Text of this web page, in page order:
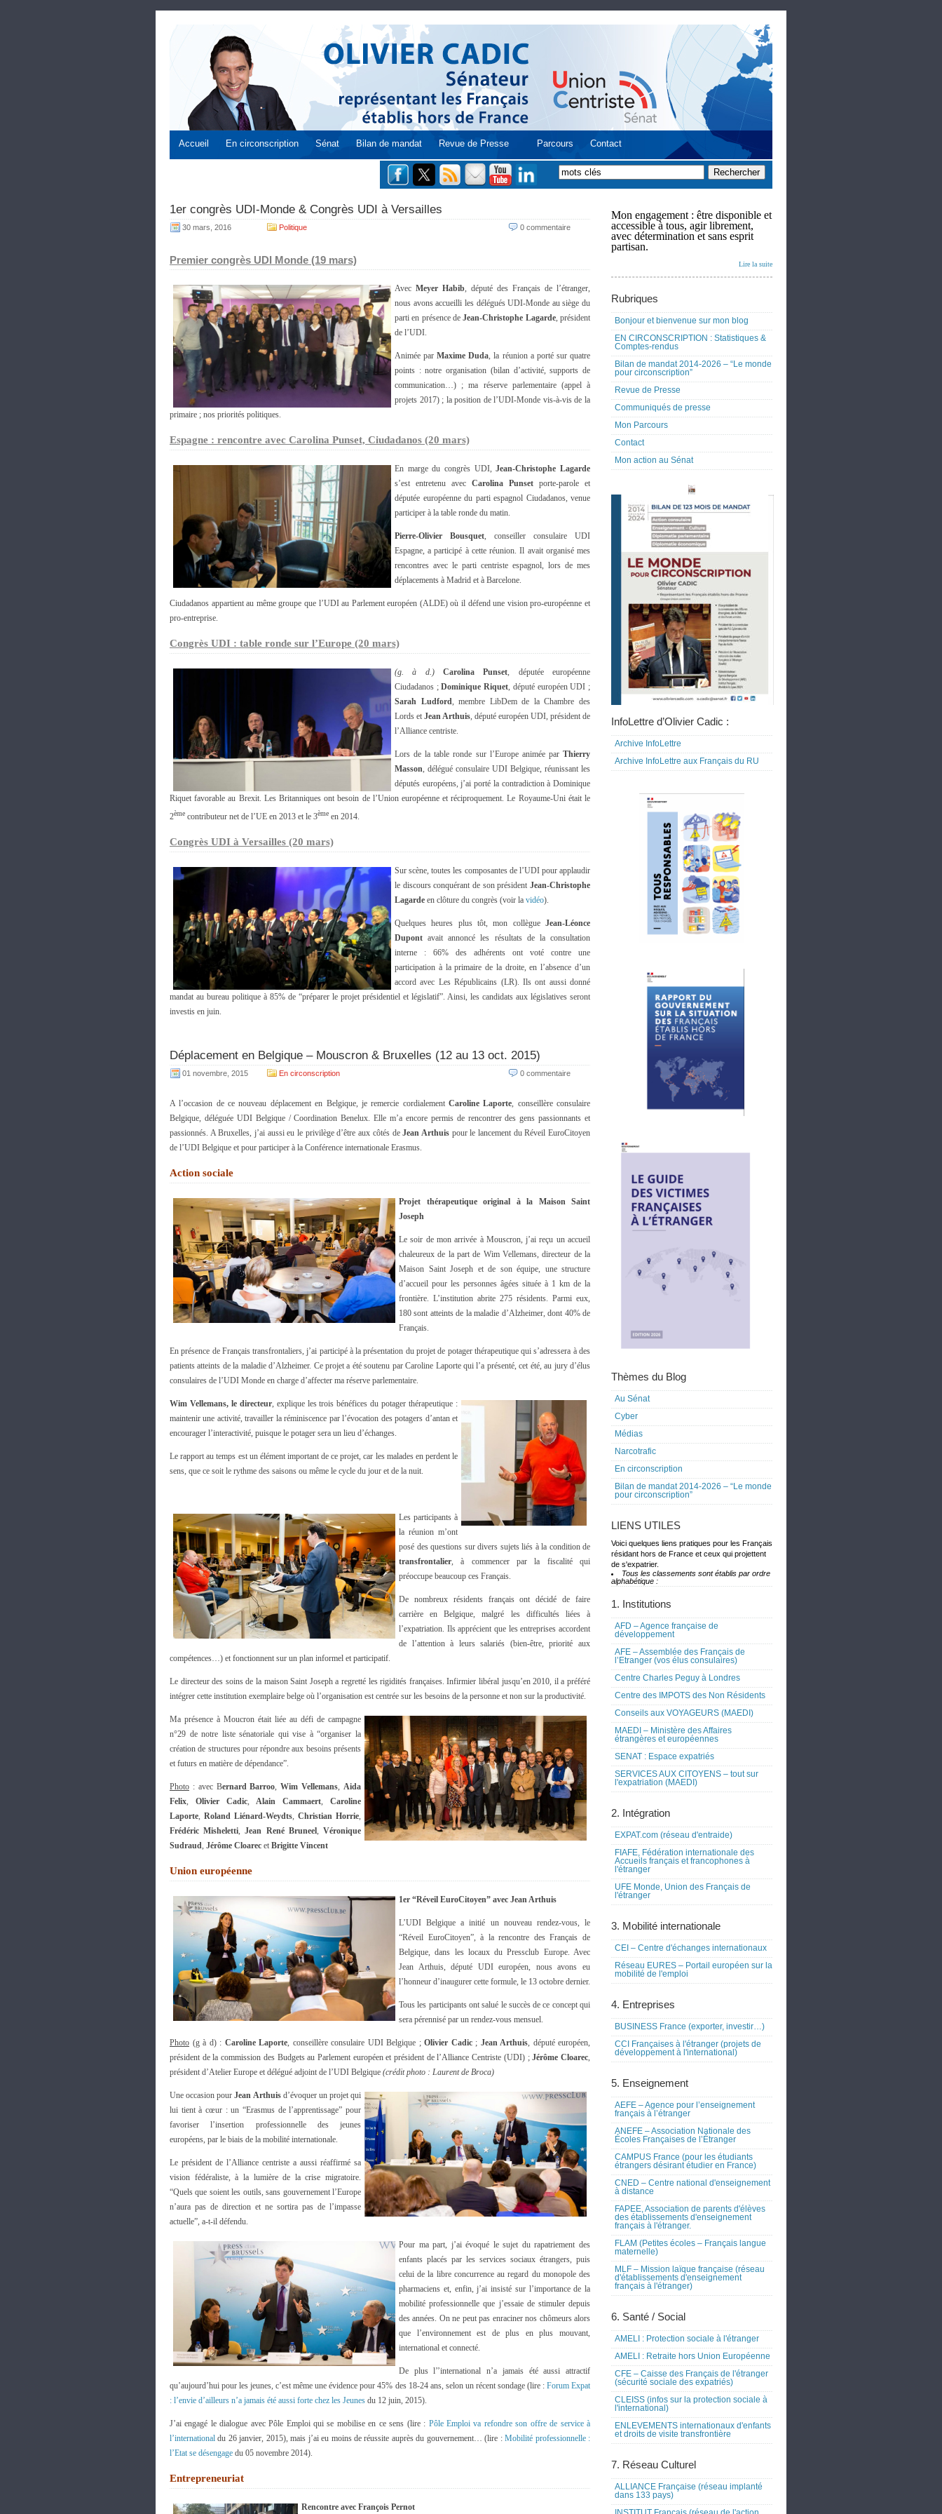
Accueil En circonscription Sénat Bilan de mandat Revue de Presse Parcours Contact
1er congrès UDI-Monde & Congrès UDI à Versailles
30 mars, 2016 Politique 0 commentaire
Premier congrès UDI Monde (19 mars)
Avec Meyer Habib, député des Français de l’étranger,
nous avons accueilli les délégués UDI-Monde au siège du
parti en présence deJean-Christophe Lagarde, président
de l’UDI.
Animée parMaxime Duda, la réunion a porté sur quatre
points : notre organisation (bilan d’activité, supports de
communication…) ; ma réserve parlementaire (appel à
projets 2017) ; la position de l’UDI-Monde vis-à-vis de la
primaire ; nos priorités politiques.
Espagne : rencontre avec Carolina Punset, Ciudadanos (20 mars)
En marge du congrès UDI, Jean-Christophe Lagarde
s’est entretenu avec Carolina Punset porte-parole et
députée européenne du parti espagnol Ciudadanos, venue
participer à la table ronde du matin.
Pierre-Olivier Bousquet, conseiller consulaire UDI
Espagne, a participé à cette réunion. Il avait organisé mes
rencontres avec le parti centriste espagnol, lors de mes
déplacements à Madrid et à Barcelone.
Ciudadanos appartient au même groupe que l’UDI au Parlement européen (ALDE) où il défend une vision pro-européenne et
pro-entreprise.
Congrès UDI : table ronde sur l’Europe (20 mars)
(g. à d.) Carolina Punset, députée européenne
Ciudadanos ;Dominique Riquet, député européen UDI ;
Sarah Ludford, membre LibDem de la Chambre des
Lords et Jean Arthuis, député européen UDI, président de
l’Alliance centriste.
Lors de la table ronde sur l’Europe animée par Thierry
Masson, délégué consulaire UDI Belgique, réunissant les
députés européens, j’ai porté la contradiction à Dominique
Riquet favorable au Brexit. Les Britanniques ont besoin de l’Union européenne et réciproquement. Le Royaume-Uni était le
2ème contributeur net de l’UE en 2013 et le 3ème en 2014.
Congrès UDI à Versailles (20 mars)
Sur scène, toutes les composantes de l’UDI pour applaudir
le discours conquérant de son président Jean-Christophe
Lagarde en clôture du congrès (voir la vidéo).
Quelques heures plus tôt, mon collègue Jean-Léonce
Dupont avait annoncé les résultats de la consultation
interne : 66% des adhérents ont voté contre une
participation à la primaire de la droite, en l’absence d’un
accord avec Les Républicains (LR). Ils ont aussi donné
mandat au bureau politique à 85% de “préparer le projet présidentiel et législatif”. Ainsi, les candidats aux législatives seront
investis en juin.
Déplacement en Belgique – Mouscron & Bruxelles (12 au 13 oct. 2015)
01 novembre, 2015 En circonscription 0 commentaire
A l’occasion de ce nouveau déplacement en Belgique, je remercie cordialement Caroline Laporte, conseillère consulaire
Belgique, déléguée UDI Belgique / Coordination Benelux. Elle m’a encore permis de rencontrer des gens passionnants et
passionnés. A Bruxelles, j’ai aussi eu le privilège d’être aux côtés deJean Arthuispour le lancement du Réveil EuroCitoyen
de l’UDI Belgique et pour participer à la Conférence internationale Erasmus.
Action sociale
Projet thérapeutique original à la Maison Saint
Joseph
Le soir de mon arrivée à Mouscron, j’ai reçu un accueil
chaleureux de la part de Wim Vellemans, directeur de la
Maison Saint Joseph et de son équipe, une structure
d’accueil pour les personnes âgées située à 1 km de la
frontière. L’institution abrite 275 résidents. Parmi eux,
180 sont atteints de la maladie d’Alzheimer, dont 40% de
Français.
En présence de Français transfrontaliers, j’ai participé à la présentation du projet de potager thérapeutique qui s’adressera à des
patients atteints de la maladie d’Alzheimer. Ce projet a été soutenu par Caroline Laporte qui l’a présenté, cet été, au jury d’élus
consulaires de l’UDI Monde en charge d’affecter ma réserve parlementaire.
Wim Vellemans, le directeur, explique les trois bénéfices du potager thérapeutique :
maintenir une activité, travailler la réminiscence par l’évocation des potagers d’antan et
encourager l’interactivité, puisque le potager sera un lieu d’échanges.
Le rapport au temps est un élément important de ce projet, car les malades en perdent le
sens, que ce soit le rythme des saisons ou même le cycle du jour et de la nuit.
Les participants à
la réunion m’ont
posé des questions sur divers sujets liés à la condition de
transfrontalier, à commencer par la fiscalité qui
préoccupe beaucoup ces Français.
De nombreux résidents français ont décidé de faire
carrière en Belgique, malgré les difficultés liées à
l’expatriation. Ils apprécient que les entreprises accordent
de l’attention à leurs salariés (bien-être, priorité aux
compétences…) et fonctionnent sur un plan informel et participatif.
Le directeur des soins de la maison Saint Joseph a regretté les rigidités françaises. Infirmier libéral jusqu’en 2010, il a préféré
intégrer cette institution exemplaire belge où l’organisation est centrée sur les besoins de la personne et non sur la productivité.
Ma présence à Moucron était liée au défi de campagne
n°29 de notre liste sénatoriale qui vise à “organiser la
création de structures pour répondre aux besoins présents
et futurs en matière de dépendance”.
Photo : avec Bernard Barroo,Wim Vellemans,Aida
Felix, Olivier Cadic,Alain Cammaert,Caroline
Laporte, Roland Liénard-Weydts, Christian Horrie,
Frédéric Misheletti,Jean René Bruneel,Véronique
Sudraud, Jérôme Cloarec et Brigitte Vincent
Union européenne
1er “Réveil EuroCitoyen” avec Jean Arthuis
L’UDI Belgique a initié un nouveau rendez-vous, le
“Réveil EuroCitoyen”, à la rencontre des Français de
Belgique, dans les locaux du Pressclub Europe. Avec
Jean Arthuis, député UDI européen, nous avons eu
l’honneur d’inaugurer cette formule, le 13 octobre dernier.
Tous les participants ont salué le succès de ce concept qui
sera pérennisé par un rendez-vous mensuel.
Photo (g à d) : Caroline Laporte, conseillère consulaire UDI Belgique ; Olivier Cadic; Jean Arthuis, député européen,
président de la commission des Budgets au Parlement européen et président de l’Alliance Centriste (UDI) ;Jérôme Cloarec,
président d’Atelier Europe et délégué adjoint de l’UDI Belgique (crédit photo : Laurent de Broca)
Une occasion pourJean Arthuisd’évoquer un projet qui
lui tient à cœur : un “Erasmus de l’apprentissage” pour
favoriser l’insertion professionnelle des jeunes
européens, par le biais de la mobilité internationale.
Le président de l’Alliance centriste a aussi réaffirmé sa
vision fédéraliste, à la lumière de la crise migratoire.
“Quels que soient les outils, sans gouvernement l’Europe
n’aura pas de direction et ne sortira pas de l’impasse
actuelle”, a-t-il défendu.
Pour ma part, j’ai évoqué le sujet du rapatriement des
enfants placés par les services sociaux étrangers, puis
celui de la libre concurrence au regard du monopole des
pharmaciens et, enfin, j’ai insisté sur l’importance de la
mobilité professionnelle que j’essaie de stimuler depuis
des années. On ne peut pas enraciner nos chômeurs alors
que l’environnement est de plus en plus mouvant,
international et connecté.
De plus l’’international n’a jamais été aussi attractif
qu’aujourd’hui pour les jeunes, c’est même une évidence pour 45% des 18-24 ans, selon un récent sondage (lire : Forum Expat
: l’envie d’ailleurs n’a jamais été aussi forte chez les Jeunes du 12 juin, 2015).
J’ai engagé le dialogue avec Pôle Emploi qui se mobilise en ce sens (lire : Pôle Emploi va refondre son offre de service à
l’international du 26 janvier, 2015), mais j’ai eu moins de réussite auprès du gouvernement… (lire :Mobilité professionnelle :
l’Etat se désengage du 05 novembre 2014).
Entrepreneuriat
Rencontre avec François Pernot
Mon engagement : être disponible et
accessible à tous, agir librement,
avec détermination et sans esprit
partisan.
Lire la suite
Rubriques
Bonjour et bienvenue sur mon blog
EN CIRCONSCRIPTION : Statistiques &
Comptes-rendus
Bilan de mandat 2014-2026 – “Le monde
pour circonscription”
Revue de Presse
Communiqués de presse
Mon Parcours
Contact
Mon action au Sénat
InfoLettre d’Olivier Cadic :
Archive InfoLettre
Archive InfoLettre aux Français du RU
Thèmes du Blog
Au Sénat
Cyber
Médias
Narcotrafic
En circonscription
Bilan de mandat 2014-2026 – “Le monde
pour circonscription”
LIENS UTILES
Voici quelques liens pratiques pour les Français
résidant hors de France et ceux qui projettent
de s'expatrier.
Tous les classements sont établis par ordre
alphabétique :
1. Institutions
AFD – Agence française de
développement
AFE – Assemblée des Français de
l’Etranger (vos élus consulaires)
Centre Charles Peguy à Londres
Centre des IMPOTS des Non Résidents
Conseils aux VOYAGEURS (MAEDI)
MAEDI – Ministère des Affaires
étrangères et européennes
SENAT : Espace expatriés
SERVICES AUX CITOYENS – tout sur
l'expatriation (MAEDI)
2. Intégration
EXPAT.com (réseau d'entraide)
FIAFE, Fédération internationale des
Accueils français et francophones à
l'étranger
UFE Monde, Union des Français de
l'étranger
3. Mobilité internationale
CEI – Centre d'échanges internationaux
Réseau EURES – Portail européen sur la
mobilité de l'emploi
4. Entreprises
BUSINESS France (exporter, investir…)
CCI Françaises à l'étranger (projets de
développement à l'international)
5. Enseignement
AEFE – Agence pour l’enseignement
français à l’étranger
ANEFE – Association Nationale des
Écoles Françaises de l’Étranger
CAMPUS France (pour les étudiants
étrangers désirant étudier en France)
CNED – Centre national d'enseignement
à distance
FAPEE, Association de parents d'élèves
des établissements d'enseignement
français à l'étranger.
FLAM (Petites écoles – Français langue
maternelle)
MLF – Mission laïque française (réseau
d'établissements d'enseignement
français à l'étranger)
6. Santé / Social
AMELI : Protection sociale à l'étranger
AMELI : Retraite hors Union Européenne
CFE – Caisse des Français de l'étranger
(sécurité sociale des expatriés)
CLEISS (infos sur la protection sociale à
l'international)
ENLEVEMENTS internationaux d'enfants
et droits de visite transfrontière
7. Réseau Culturel
ALLIANCE Française (réseau implanté
dans 133 pays)